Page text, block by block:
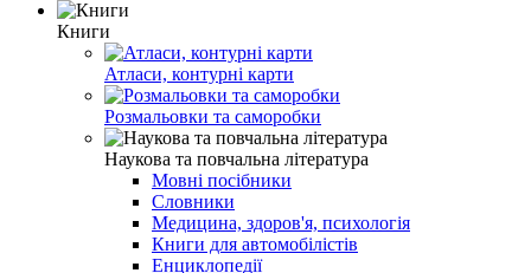
Книги
Атласи, контурні карти
Розмальовки та саморобки
Наукова та повчальна література
Мовні посібники
Словники
Медицина, здоров'я, психологія
Книги для автомобілістів
Енциклопедії